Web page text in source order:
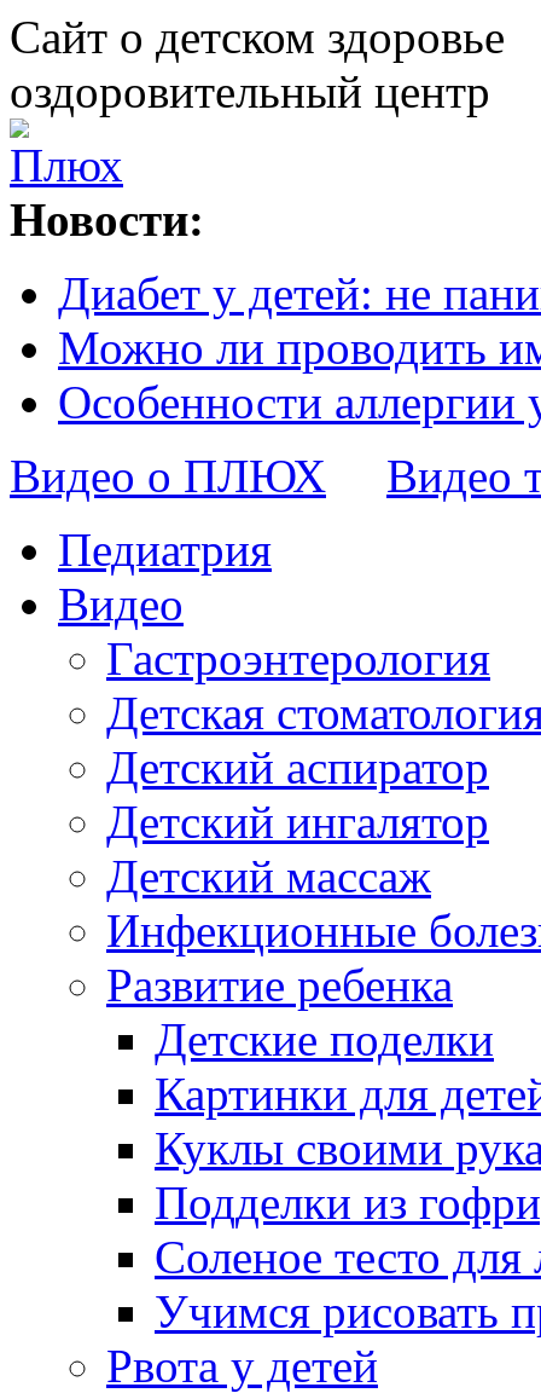
Сайт о детском здоровье
оздоровительный центр
Новости:
Диабет у детей: не
Можно ли проводить
Особенности аллергии
Видео о ПЛЮХ
Видео
Педиатрия
Видео
Гастроэнтерология
Детская
Детский аспиратор
Детский ингалятор
Детский массаж
Инфекционные
Развитие ребенка
Детские поделки
Картинки для
Куклы своими
Подделки из
Соленое тесто для
Учимся рисовать
Рвота у детей